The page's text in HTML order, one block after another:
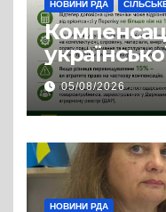
НОВИНИ РДА
змінилося
05/08/2026
НОВИНИ РДА